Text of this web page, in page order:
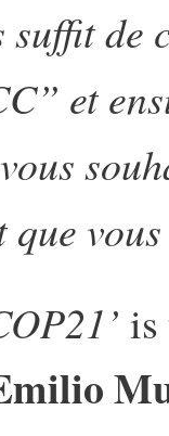
suffit de
et
que
is